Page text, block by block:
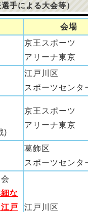
手による大会等）
会場
京王スポーツ
アリーナ東京
江戸川区
スポーツセンタ
)
京王スポーツ
アリーナ東京
葛飾区
スポーツセンタ
な
戸
江戸川区